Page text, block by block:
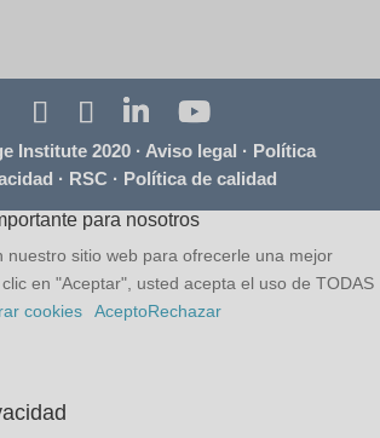
Institute 2020 · Aviso legal · Política
· RSC · Política de calidad
para nosotros
nuestro sitio web para ofrecerle una mejor
en "Aceptar", usted acepta el uso de TODAS
cookies AceptoRechazar